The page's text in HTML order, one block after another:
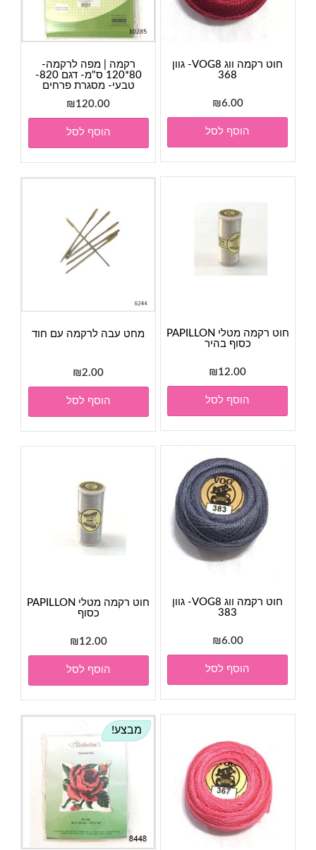
חוט רקמה ווג VOG8- גוון
368
₪6.00
הוסף לסל
רקמה | מפה לרקמה-
80*120 ס"מ- דגם 820-
טבעי- מסגרת פרחים
₪120.00
הוסף לסל
חוט רקמה מטלי PAPILLON
כסוף בהיר
₪12.00
הוסף לסל
מחט עבה לרקמה עם חוד
₪2.00
הוסף לסל
חוט רקמה ווג VOG8- גוון
383
₪6.00
הוסף לסל
חוט רקמה מטלי PAPILLON
כסוף
₪12.00
הוסף לסל
מבצע!